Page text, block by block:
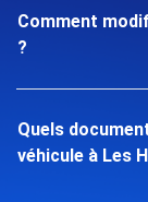
Comment
?
Quels
véhicule à Les